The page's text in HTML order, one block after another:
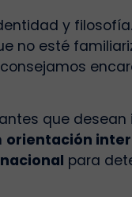
y filosofía.
no esté
que
orientación
para